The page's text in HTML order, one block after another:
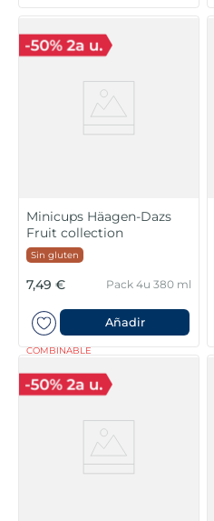
Minicups Häagen-Dazs
Fruit collection
Sin gluten
7,49 €
COMBINABLE
Pack 4u 380 ml
Añadir